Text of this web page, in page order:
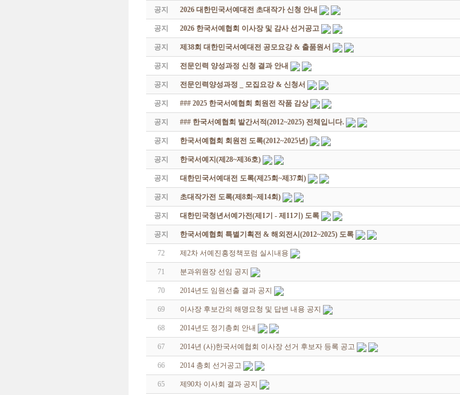
공지 2026 대한민국서예대전 초대작가 신청 안내
공지 2026 한국서예협회 이사장 및 감사 선거공고
공지 제38회 대한민국서예대전 공모요강 & 출품원서
공지 전문인력 양성과정 신청 결과 안내
공지 전문인력양성과정 _ 모집요강 & 신청서
공지 ### 2025 한국서예협회 회원전 작품 감상
공지 ### 한국서예협회 발간서적(2012~2025) 전체입니다.
공지 한국서예협회 회원전 도록(2012~2025년)
공지 한국서예지(제28~제36호)
공지 대한민국서예대전 도록(제25회~제37회)
공지 초대작가전 도록(제8회~제14회)
공지 대한민국청년서예가전(제1기 - 제11기) 도록
공지 한국서예협회 특별기획전 & 해외전시(2012~2025) 도록
72 제2차 서예진흥정책포럼 실시내용
71 분과위원장 선임 공지
70 2014년도 임원선출 결과 공지
69 이사장 후보간의 해명요청 및 답변 내용 공지
68 2014년도 정기총회 안내
67 2014년 (사)한국서예협회 이사장 선거 후보자 등록 공고
66 2014 총회 선거공고
65 제90차 이사회 결과 공지